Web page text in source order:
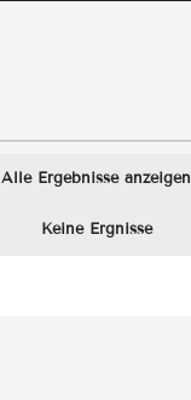
Alle Ergebnisse anzeigen
Keine Ergnisse